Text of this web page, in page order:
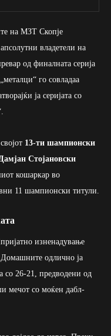
на МЗТ Скопје
владетели на
од финалната серија
го совладаа
ја серијата со
13-ти шампионски
Стојановски
кошаркар во
11 шампионски титули.
изненадување
Домашните одлично ја
со 26-21, предводени од
мечот со моќен дабл-